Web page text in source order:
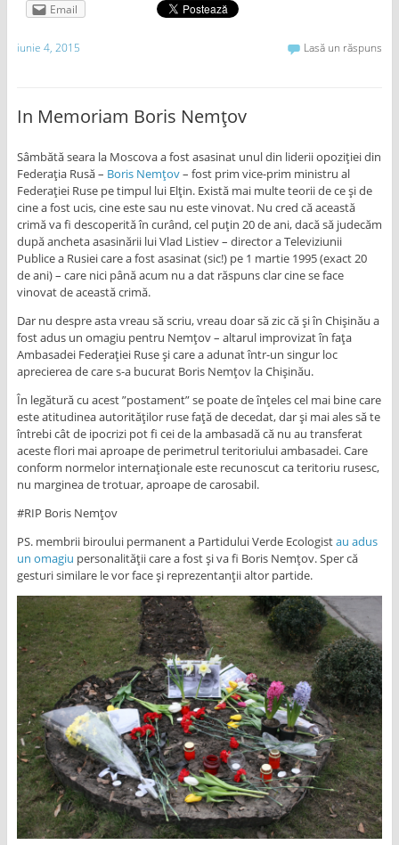
Email
iunie 4, 2015 Lasă un răspuns
In Memoriam Boris Nemțov
Sâmbătă seara la Moscova a fost asasinat unul din liderii opoziției din
Federația Rusă – Boris Nemțov– fost prim vice-prim ministru al
Federației Ruse pe timpul lui Elțin. Există mai multe teorii de ce și de
cine a fost ucis, cine este sau nu este vinovat. Nu cred că această
crimă va fi descoperită în curând, cel puțin 20 de ani, dacă să judecăm
după ancheta asasinării lui Vlad Listiev – director a Televiziunii
Publice a Rusiei care a fost asasinat (sic!) pe 1 martie 1995 (exact 20
de ani) – care nici până acum nu a dat răspuns clar cine se face
vinovat de această crimă.
Dar nu despre asta vreau să scriu, vreau doar să zic că și în Chișinău a
fost adus un omagiu pentru Nemțov – altarul improvizat în fața
Ambasadei Federației Ruse și care a adunat într-un singur loc
aprecierea de care s-a bucurat Boris Nemțov la Chișinău.
În legătură cu acest ”postament” se poate de înțeles cel mai bine care
este atitudinea autorităților ruse față de decedat, dar și mai ales să te
întrebi cât de ipocrizi pot fi cei de la ambasadă că nu au transferat
aceste flori mai aproape de perimetrul teritoriului ambasadei. Care
conform normelor internaționale este recunoscut ca teritoriu rusesc,
nu marginea de trotuar, aproape de carosabil.
#RIP Boris Nemțov
PS. membrii biroului permanent a Partidului Verde Ecologistau adus
un omagiu personalității care a fost și va fi Boris Nemțov. Sper că
gesturi similare le vor face și reprezentanții altor partide.